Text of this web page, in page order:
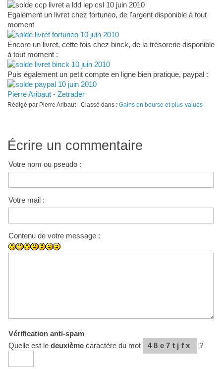
Egalement un livret chez fortuneo, de l'argent disponible à tout
moment
Encore un livret, cette fois chez binck, de la trésorerie disponible
à tout moment :
Puis également un petit compte en ligne bien pratique, paypal :
Pierre Aribaut - Zetrader
Rédigé par Pierre Aribaut - Classé dans : Gains en bourse et plus-values
Écrire un commentaire
Votre nom ou pseudo :
Votre mail :
Contenu de votre message :
Vérification anti-spam
Quelle est le deuxièmecaractère du mot 48e7tjfx ?